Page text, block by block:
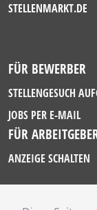
STELLENMARKT.DE
FÜR BEWERBER
STELLENGESUCH
JOBS PER E-MAIL
FÜR
ANZEIGE SCHALTEN